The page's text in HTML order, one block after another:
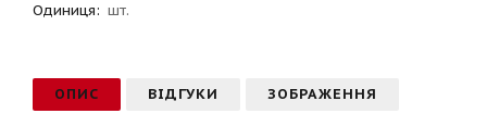
Одиниця: шт.
ОПИС ВІДГУКИ ЗОБРАЖЕННЯ